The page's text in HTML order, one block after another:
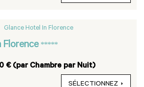
Florence *****
€ (par Chambre par Nuit)
SÉLECTIONNEZ